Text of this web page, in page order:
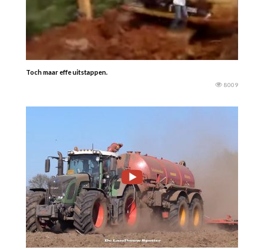
Toch maar effe uitstappen.
8009